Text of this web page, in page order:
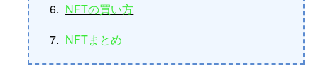
NFTの買い方
NFTまとめ